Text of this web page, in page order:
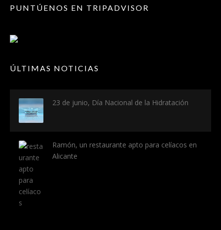
PUNTÚENOS EN TRIPADVISOR
ÚLTIMAS NOTICIAS
23 de junio, Día Nacional de la Hidratación
Ramón, un restaurante apto para celíacos en
Alicante